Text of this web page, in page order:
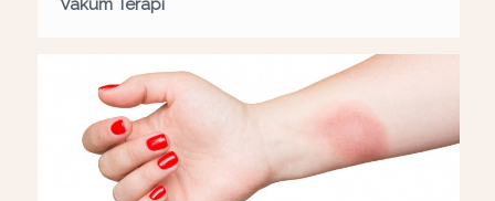
Vakum Terapi